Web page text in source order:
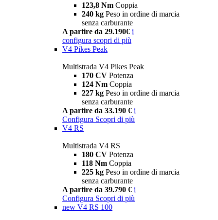
123,8 Nm Coppia
240 kg Peso in ordine di marcia
senza carburante
A partire da 29.190€ i
configura scopri di più
V4 Pikes Peak
Multistrada V4 Pikes Peak
170 CV Potenza
124 Nm Coppia
227 kg Peso in ordine di marcia
senza carburante
A partire da 33.190 € i
Configura Scopri di più
V4 RS
Multistrada V4 RS
180 CV Potenza
118 Nm Coppia
225 kg Peso in ordine di marcia
senza carburante
A partire da 39.790 € i
Configura Scopri di più
new V4 RS 100